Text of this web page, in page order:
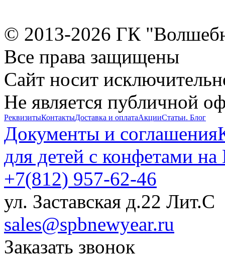
© 2013-2026 ГК
Все права защищены
Сайт носит
Не является публичной
РеквизитыКонтактыДоставка и оплатаАкцииСтатьи. Блог
Документы и соглашения
для детей с конфетами
+7(812) 957-62-46
ул. Заставская д.22 Лит.С
sales@spbnewyear.ru
Заказать звонок